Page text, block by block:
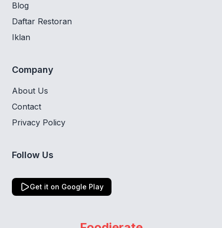
Blog
Daftar Restoran
Iklan
Company
About Us
Contact
Privacy Policy
Follow Us
Get it on Google Play